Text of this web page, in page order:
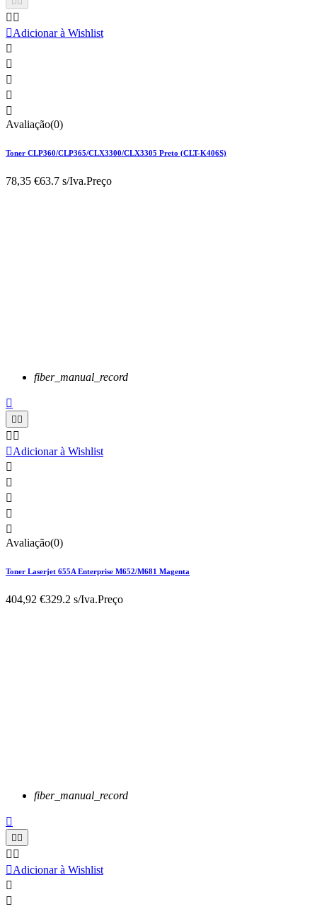
 
Adicionar à Wishlist





Avaliação(0)
Toner CLP360/CLP365/CLX3300/CLX3305 Preto (CLT-K406S)
78,35 €63.7 s/Iva.Preço
fiber_manual_record


 
Adicionar à Wishlist





Avaliação(0)
Toner Laserjet 655A Enterprise M652/M681 Magenta
404,92 €329.2 s/Iva.Preço
fiber_manual_record


 
Adicionar à Wishlist

